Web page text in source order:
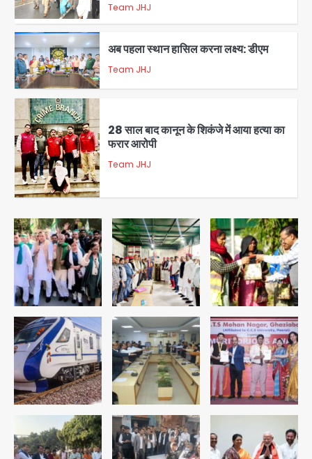
1
Team JHJ
2
अब पहला स्थान हासिल करना लक्ष्य: डीएम
Team JHJ
3
28 साल बाद कानून के शिकंजे में आया हत्या का
फरार आरोपी
Team JHJ
4
डबल मर्डर का मुख्य साजिशकर्ता क्राइम ब्रांच
के हत्थे
Team JHJ
5
रोहित चौधरी गैंग का कुख्यात बदमाश राजस्थान
से गिरफ्तार
Team JHJ